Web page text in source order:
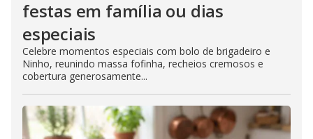
festas em família ou dias
especiais
Celebre momentos especiais com bolo de brigadeiro e
Ninho, reunindo massa fofinha, recheios cremosos e
cobertura generosamente...